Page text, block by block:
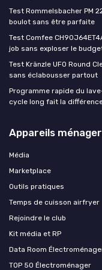
Test Rommelsbacher PM
boulot sans être parfaite
Test Comfee
job sans exploser le
Test Kränzle UFO Round
sans éclabousser partout
Programme rapide du
cycle long fait la
Appareils
Média
Marketplace
Outils pratiques
Temps de cuisson airfryer
Rejoindre le club
Kit média et RP
Data Room
TOP 50 Électroménager